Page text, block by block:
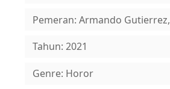
Pemeran: Armando
Tahun: 2021
Genre: Horor